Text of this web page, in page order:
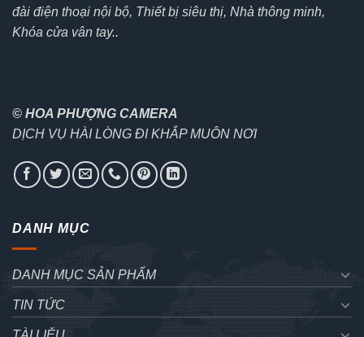
đài điện thoại nội bộ, Thiết bị siêu thị, Nhà thông minh,
Khóa cửa vân tay..
© HOA PHƯỢNG CAMERA
DỊCH VỤ HÀI LÒNG ĐI KHẮP MUÔN NƠI
DANH MỤC
DANH MỤC SẢN PHẨM
TIN TỨC